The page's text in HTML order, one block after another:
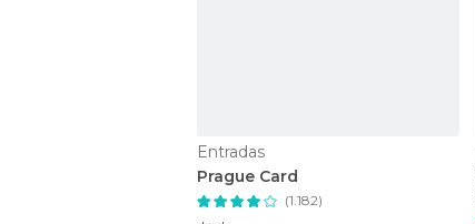
Entradas
Prague Card
(1.182)